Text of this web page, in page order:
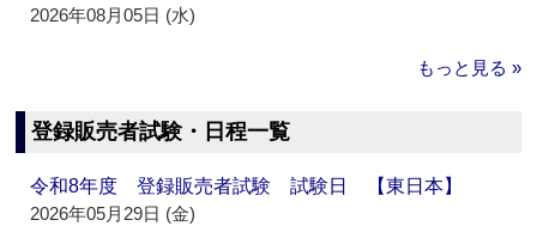
2026年08月05日 (水)
もっと見る »
登録販売者試験・日程一覧
令和8年度 登録販売者試験 試験日 【東日本】
2026年05月29日 (金)